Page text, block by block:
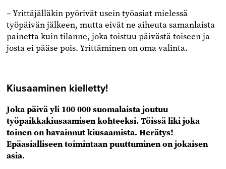
– Yrittäjälläkin pyörivät usein työasiat mielessä
työpäivän jälkeen, mutta eivät ne aiheuta samanlaista
painetta kuin tilanne, joka toistuu päivästä toiseen ja
josta ei pääse pois. Yrittäminen on oma valinta.
Kiusaaminen kielletty!
Joka päivä yli 100 000 suomalaista joutuu
työpaikkakiusaamisen kohteeksi. Töissä liki joka
toinen on havainnut kiusaamista. Herätys!
Epäasialliseen toimintaan puuttuminen on jokaisen
asia.